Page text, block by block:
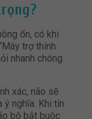
ổn, có khi
trợ thính
nhanh chóng
xác, não sẽ
nghĩa. Khi tín
bộ bắt buộc